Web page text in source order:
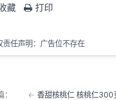
藏 打印
责任声明：广告位不存在
：
香甜核桃仁 核桃仁300